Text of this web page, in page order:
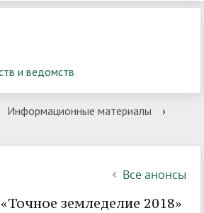
и ведомств
Информационные материалы
›
Все анонсы
земледелие 2018»